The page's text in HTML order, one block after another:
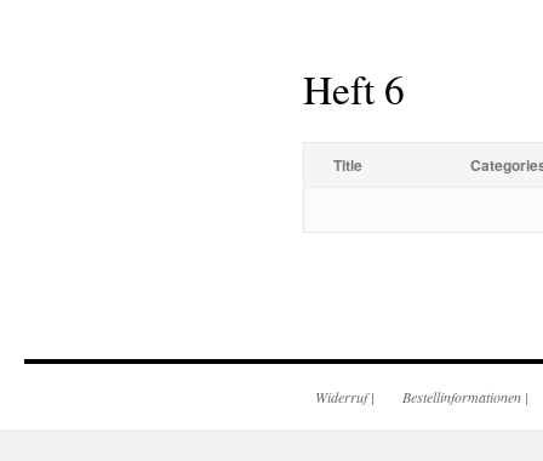
Heft 6
Title
Widerruf| Bestellinformationen |